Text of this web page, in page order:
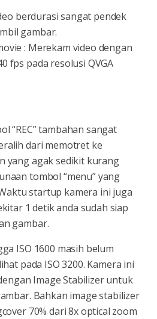
berdurasi sangat pendek
gambar.
: Merekam video dengan
fps pada resolusi QVGA
“REC” tambahan sangat
dari memotret ke
yang agak sedikit kurang
tombol “menu” yang
startup kamera ini juga
1 detik anda sudah siap
gambar.
ISO 1600 masih belum
pada ISO 3200. Kamera ini
Image Stabilizer untuk
Bahkan image stabilizer
70% dari 8x optical zoom